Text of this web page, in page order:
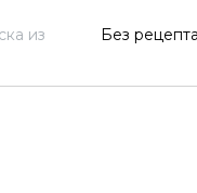
из
Без рецепта